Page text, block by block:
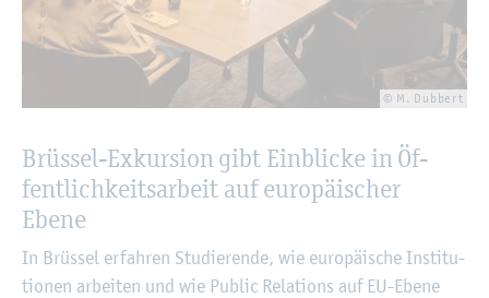
© M. Dub­bert
Brüs­sel-Ex­kur­si­on gibt Ein­bli­cke in Öf­
fent­lich­keits­ar­beit auf eu­ro­päi­scher
Ebene
In Brüs­sel er­fah­ren Stu­die­ren­de, wie eu­ro­päi­sche In­sti­tu­
tio­nen ar­bei­ten und wie Pu­blic Re­la­ti­ons auf EU-Ebene